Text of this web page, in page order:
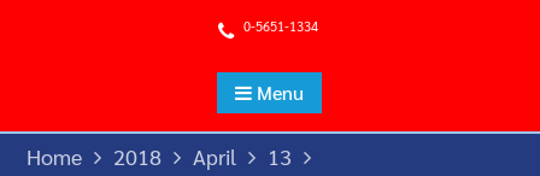
0-5651-1334
Menu
Home 2018 April
13